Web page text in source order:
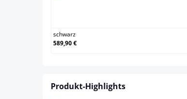
schwarz
589,90 €
Produkt-Highlights